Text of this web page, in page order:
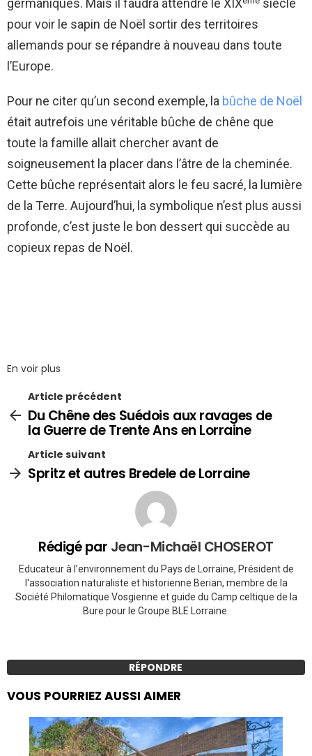
germaniques. Mais il faudra attendre le XIX
siècle
pour voir le sapin de Noël sortir des territoires
allemands pour se répandre à nouveau dans toute
l’Europe.
Pour ne citer qu’un second exemple, la bûche de Noël
était autrefois une véritable bûche de chêne que
toute la famille allait chercher avant de
soigneusement la placer dans l’âtre de la cheminée.
Cette bûche représentait alors le feu sacré, la lumière
de la Terre. Aujourd’hui, la symbolique n’est plus aussi
profonde, c’est juste le bon dessert qui succède au
copieux repas de Noël.
En voir plus
Article précédent
Du Chêne des Suédois aux ravages de
la Guerre de Trente Ans en Lorraine
Article suivant
Spritz et autres Bredele de Lorraine
Rédigé par Jean-Michaël CHOSEROT
Educateur à l’environnement du Pays de Lorraine, Président de
l'association naturaliste et historienne Berian, membre de la
Société Philomatique Vosgienne et guide du Camp celtique de la
Bure pour le Groupe BLE Lorraine.
RÉPONDRE
VOUS POURRIEZ AUSSI AIMER